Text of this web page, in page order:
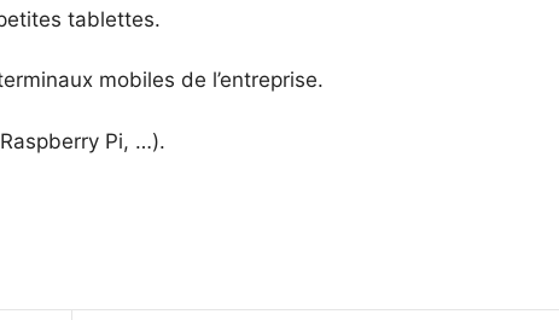
tablettes.
mobiles de l’entreprise.
Pi, …).